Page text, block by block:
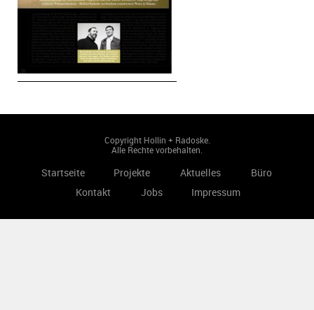
Copyright Hollin + Radoske.
Alle Rechte vorbehalten.
Startseite Projekte Aktuelles
Büro
Kontakt
Jobs Impressum